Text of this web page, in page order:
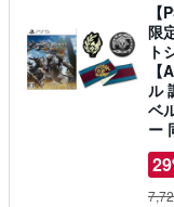
限
ト
ル
ベ
ー